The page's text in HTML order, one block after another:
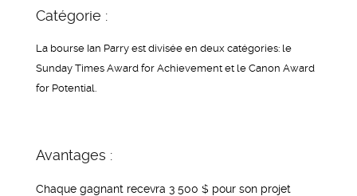
Catégorie :
La bourse Ian Parry est divisée en deux catégories: le
Sunday Times Award for Achievement et le Canon Award
for Potential.
Avantages :
Chaque gagnant recevra 3 500 $ pour son projet